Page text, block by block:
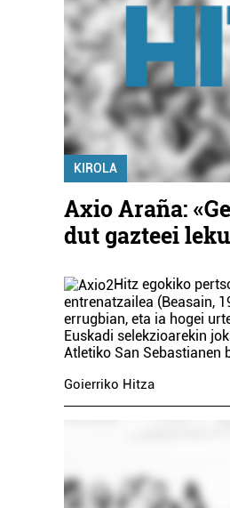
KIROLA
Axio Araña:
dut gazteei
Hitz egokiko
entrenatzailea (Beasain,
errugbian, eta ia hogei
Euskadi selekzioarekin
Atletiko San Sebastianen
Goierriko Hitza